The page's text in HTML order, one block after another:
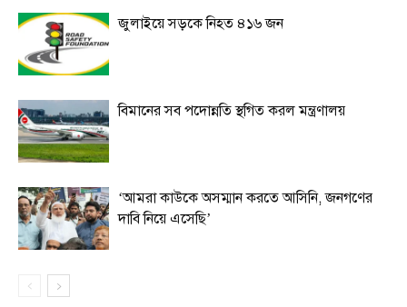
জুলাইয়ে সড়কে নিহত ৪১৬ জন
বিমানের সব পদোন্নতি স্থগিত করল মন্ত্রণালয়
‘আমরা কাউকে অসম্মান করতে আসিনি, জনগণের
দাবি নিয়ে এসেছি’